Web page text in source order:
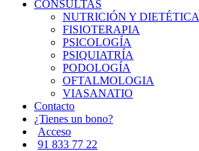
CONSULTAS
NUTRICIÓN Y DIETÉTICA
FISIOTERAPIA
PSICOLOGÍA
PSIQUIATRÍA
PODOLOGÍA
OFTALMOLOGIA
VIASANATIO
Contacto
¿Tienes un bono?
Acceso
91 833 77 22